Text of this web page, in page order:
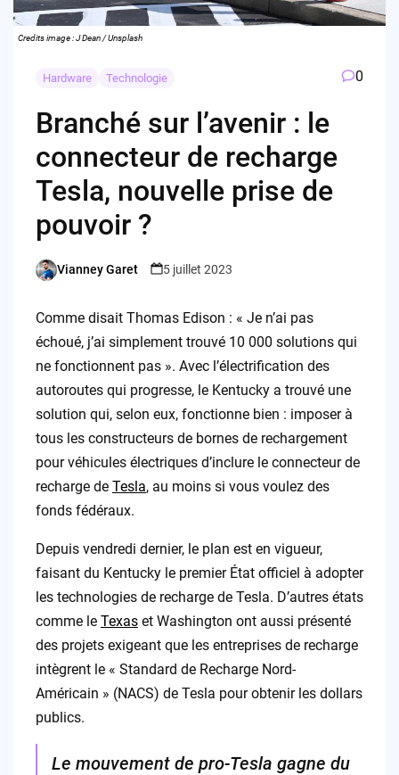
Credits image : J Dean / Unsplash
Hardware Technologie 0
Branché sur l’avenir : le
connecteur de recharge
Tesla, nouvelle prise de
pouvoir ?
Posted
Vianney Garet 5 juillet 2023
Comme disait Thomas Edison : « Je n’ai pas
échoué, j’ai simplement trouvé 10 000 solutions qui
ne fonctionnent pas ». Avec l’électrification des
autoroutes qui progresse, le Kentucky a trouvé une
solution qui, selon eux, fonctionne bien : imposer à
tous les constructeurs de bornes de rechargement
pour véhicules électriques d’inclure le connecteur de
recharge de Tesla, au moins si vous voulez des
fonds fédéraux.
Depuis vendredi dernier, le plan est en vigueur,
faisant du Kentucky le premier État officiel à adopter
les technologies de recharge de Tesla. D’autres états
comme le Texaset Washington ont aussi présenté
des projets exigeant que les entreprises de recharge
intègrent le « Standard de Recharge Nord-
Américain » (NACS) de Tesla pour obtenir les dollars
publics.
Le mouvement de pro-Tesla gagne du